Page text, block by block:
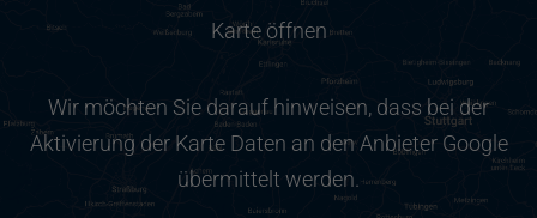
Karte öffnen
Wir möchten Sie darauf hinweisen, dass bei der
Aktivierung der Karte Daten an den Anbieter Google
übermittelt werden.